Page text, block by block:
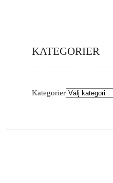
KATEGORIER
Kategorier